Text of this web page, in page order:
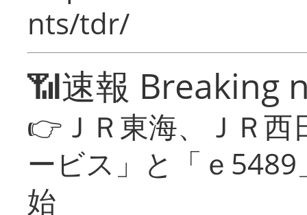
nts/tdr/
📶速報 Breaking
👉ＪＲ東海、ＪＲ
ービス」と「ｅ
始